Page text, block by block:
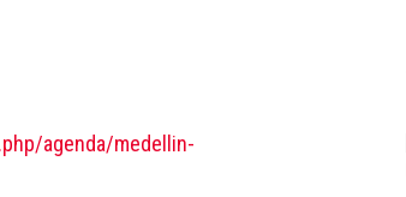
agenda/medellin-